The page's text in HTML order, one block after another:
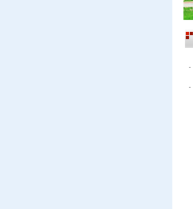
·
·